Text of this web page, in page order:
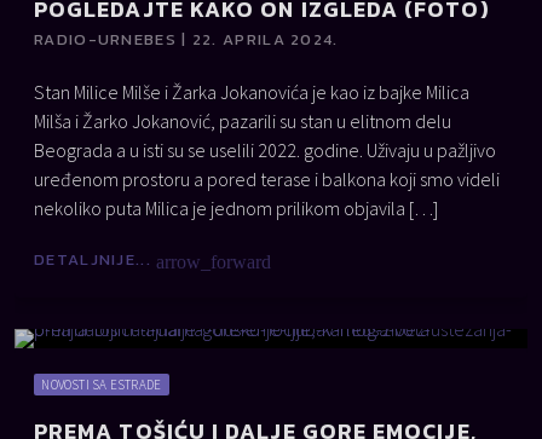
POGLEDAJTE KAKO ON IZGLEDA (FOTO)
RADIO-URNEBES | 22. APRILA 2024.
Stan Milice Milše i Žarka Jokanovića je kao iz bajke Milica
Milša i Žarko Jokanović, pazarili su stan u elitnom delu
Beograda a u isti su se uselili 2022. godine. Uživaju u pažljivo
uređenom prostoru a pored terase i balkona koji smo videli
nekoliko puta Milica je jednom prilikom objavila […]
DETALJNIJE...arrow_forward
NOVOSTI SA ESTRADE
PREMA TOŠIĆU I DALJE GORE EMOCIJE,